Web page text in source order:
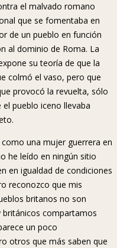
el malvado romano
que se fomentaba en
de un pueblo en función
al dominio de Roma. La
su teoría de que la
colmó el vaso, pero que
provocó la revuelta, sólo
pueblo iceno llevaba
una mujer guerrera en
he leído en ningún sitio
en igualdad de condiciones
reconozco que mis
britanos no son
compartamos
un poco
otros que más saben que